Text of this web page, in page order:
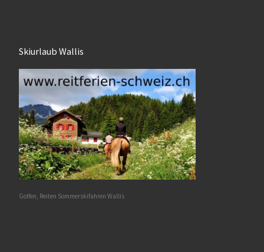
Skiurlaub Wallis
Golfen, Reiten Sommerskifahren Wallis